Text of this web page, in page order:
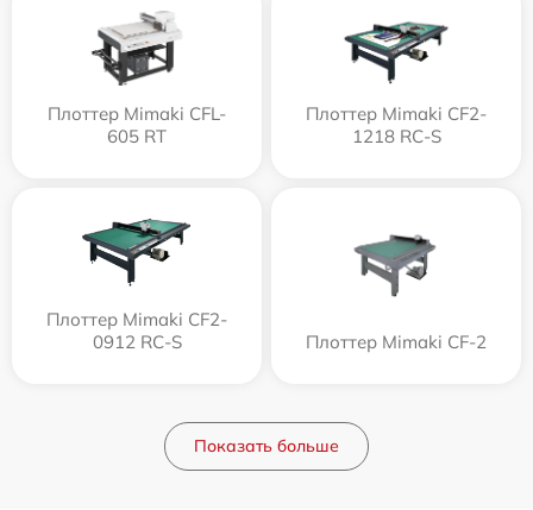
Плоттер Mimaki CFL-
605 RT
Плоттер Mimaki CF2-
1218 RC-S
Плоттер Mimaki CF2-
0912 RC-S
Плоттер Mimaki CF-2
Показать больше